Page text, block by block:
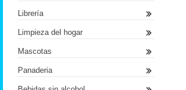
Librería
Limpieza del hogar
Mascotas
Panaderia